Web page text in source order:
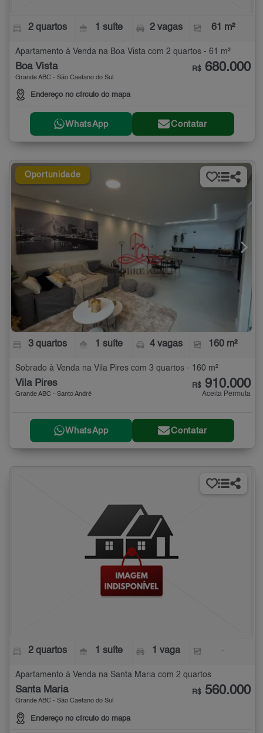
2 quartos 1 suíte 2 vagas 61 m²
Apartamento à Venda na Boa Vista com 2 quartos - 61 m²
Boa Vista
Grande ABC - São Caetano do Sul
Endereço no círculo do mapa
R$ 680.000
WhatsApp Contatar
Oportunidade
3 quartos 1 suíte 4 vagas 160 m²
Sobrado à Venda na Vila Pires com 3 quartos - 160 m²
Vila Pires
Grande ABC - Santo André
R$ 910.000
Aceita Permuta
WhatsApp Contatar
2 quartos 1 suíte 1 vaga
Apartamento à Venda na Santa Maria com 2 quartos
Santa Maria
Grande ABC - São Caetano do Sul
Endereço no círculo do mapa
R$ 560.000